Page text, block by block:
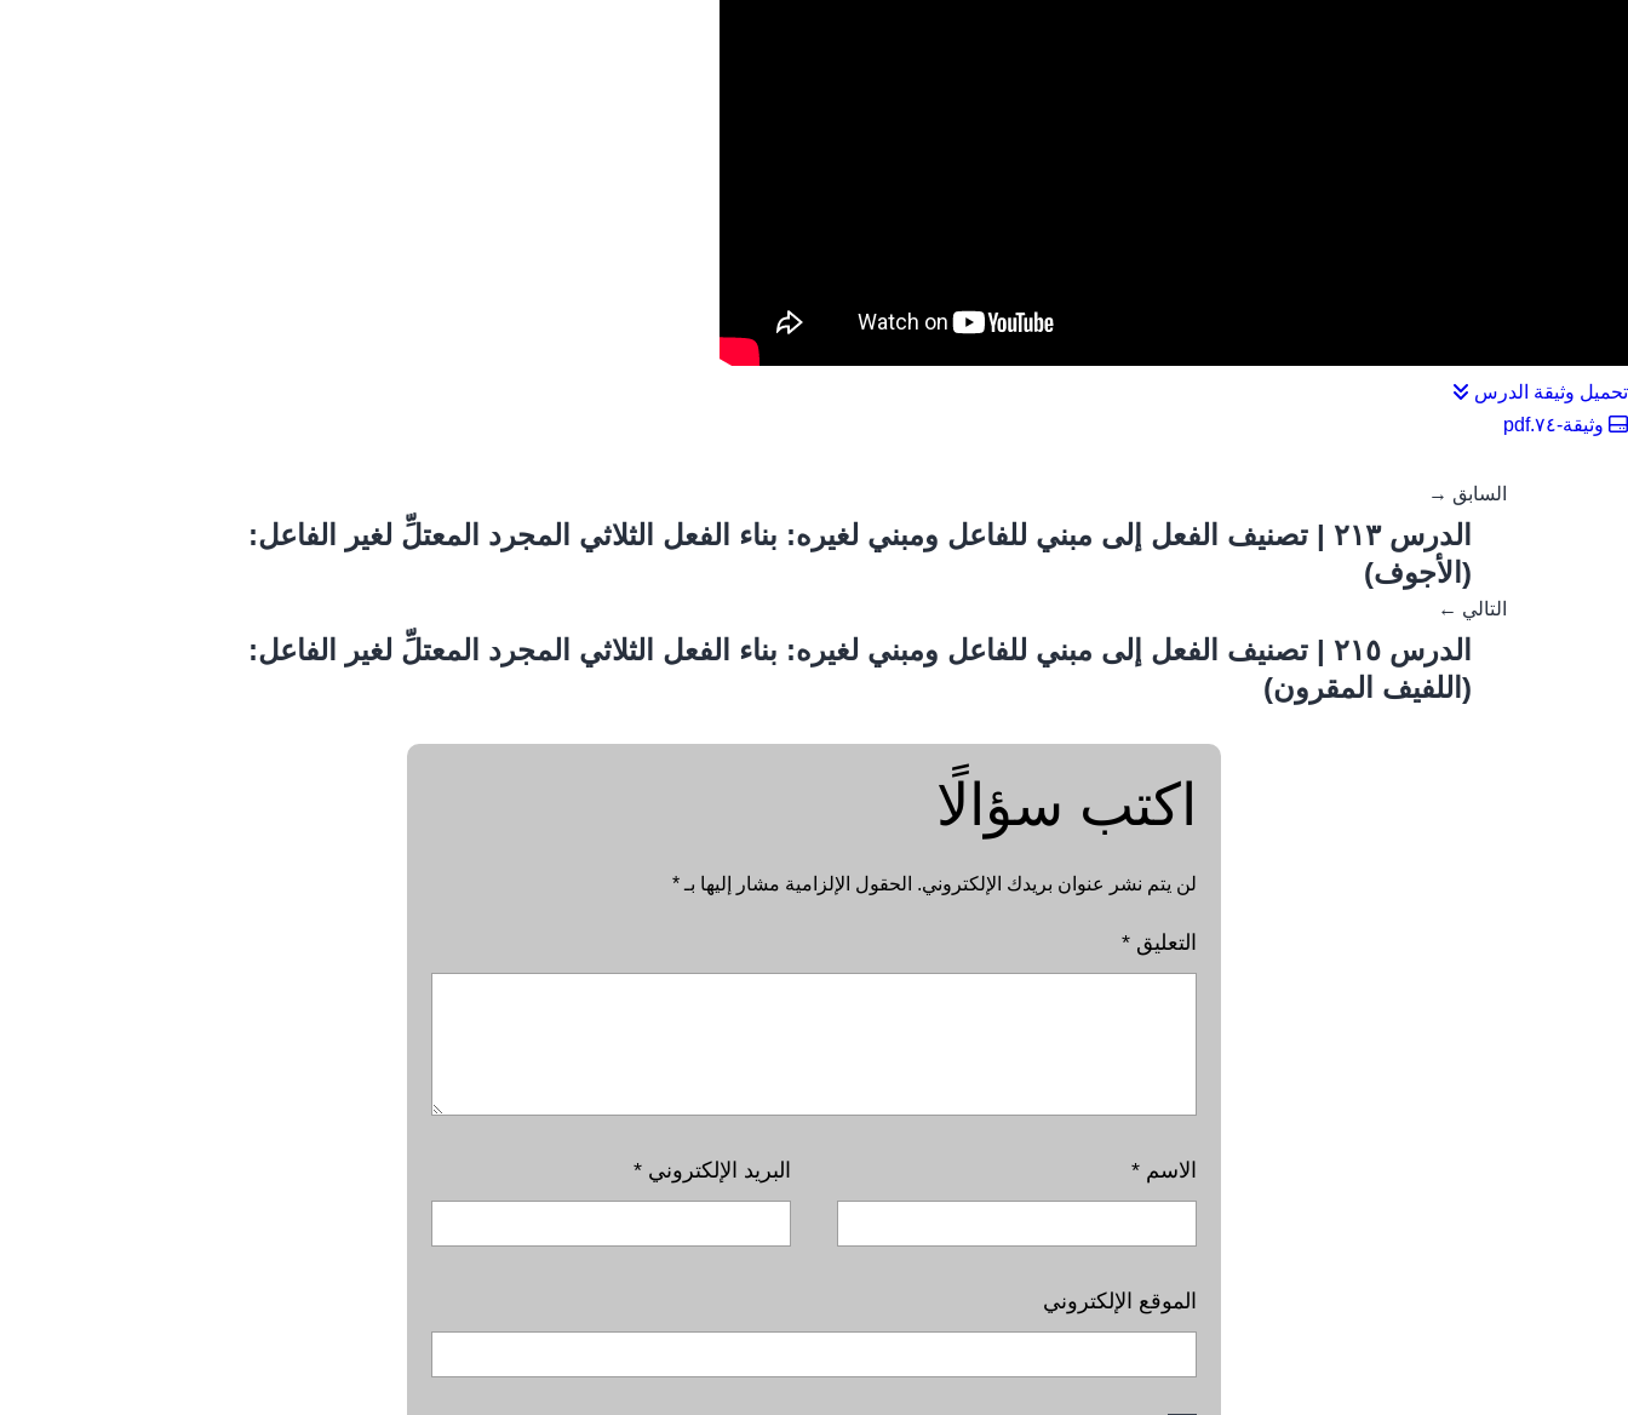
تحميل وثيقة الدرس
وثيقة-٧٤.pdf
السابق →
الدرس ٢١٣ | تصنيف الفعل إلى مبني للفاعل ومبني لغيره: بناء الفعل الثلاثي المجرد المعتلِّ لغير الفاعل:
(الأجوف)
التالي ←
الدرس ٢١٥ | تصنيف الفعل إلى مبني للفاعل ومبني لغيره: بناء الفعل الثلاثي المجرد المعتلِّ لغير الفاعل:
(اللفيف المقرون)
اكتب سؤالًا
لن يتم نشر عنوان بريدك الإلكتروني. الحقول الإلزامية مشار إليها بـ *
التعليق *
الاسم * البريد الإلكتروني *
الموقع الإلكتروني